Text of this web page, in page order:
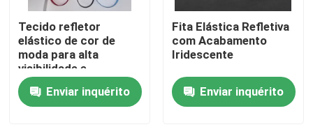
Casa
Tecido refletor
elástico de cor de
moda para alta
visibilidade e
durabilidade
Enviar inquérito
Fita Elástica Refletiva
com Acabamento
Iridescente
Enviar inquérito